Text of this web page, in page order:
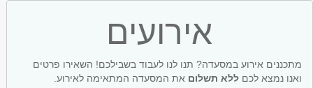
אירועים
מתכננים אירוע במסעדה? תנו לנו לעבוד בשבילכם! השאירו פרטים
ואנו נמצא לכם ללא תשלום את המסעדה המתאימה לאירוע.